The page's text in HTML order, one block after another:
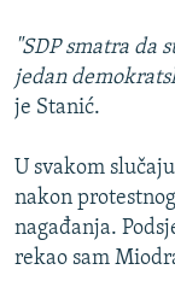
"SDP smatra da
jedan
je Stanić.
U svakom
nakon
nagađanja.
rekao sam